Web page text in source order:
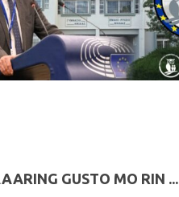
GUSTO MO RIN ...